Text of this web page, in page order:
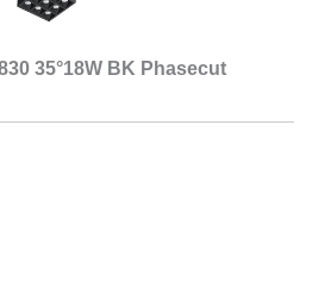
35°18W BK Phasecut